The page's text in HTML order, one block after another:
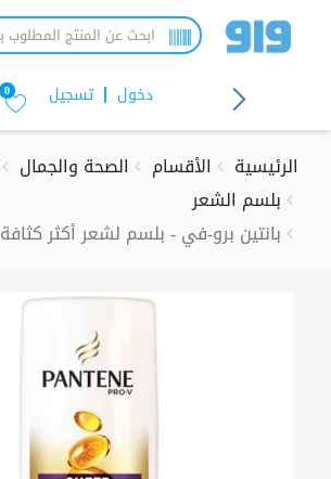
تسجيل دخول 0
الرئيسية الأقسام الصحة والجمال
بلسم الشعر
بانتين برو-في - بلسم لشعر أكثر كثافة 360مل